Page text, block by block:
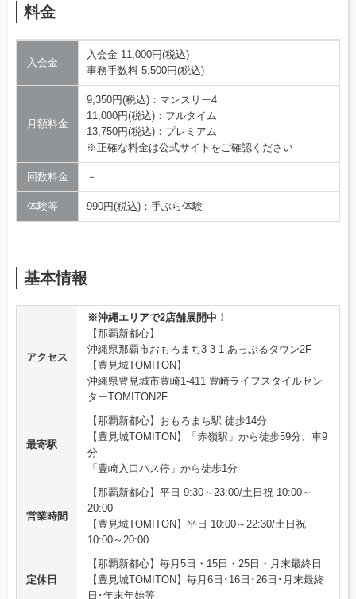
料金
入会金
入会金 11,000円(税込)
事務手数料 5,500円(税込)
月額料金
9,350円(税込)：マンスリー4
11,000円(税込)：フルタイム
13,750円(税込)：プレミアム
※正確な料金は公式サイトをご確認ください
回数料金 －
体験等 990円(税込)：手ぶら体験
基本情報
アクセス
※沖縄エリアで2店舗展開中！
【那覇新都心】
沖縄県那覇市おもろまち3-3-1 あっぷるタウン2F
【豊見城TOMITON】
沖縄県豊見城市豊崎1-411 豊崎ライフスタイルセン
ターTOMITON2F
最寄駅
【那覇新都心】おもろまち駅 徒歩14分
【豊見城TOMITON】「赤嶺駅」から徒歩59分、車9
分
「豊崎入口バス停」から徒歩1分
営業時間
【那覇新都心】平日 9:30～23:00/土日祝 10:00～
20:00
【豊見城TOMITON】平日 10:00～22:30/土日祝
10:00～20:00
定休日
【那覇新都心】毎月5日・15日・25日・月末最終日
【豊見城TOMITON】毎月6日･16日･26日･月末最終
日･年末年始等